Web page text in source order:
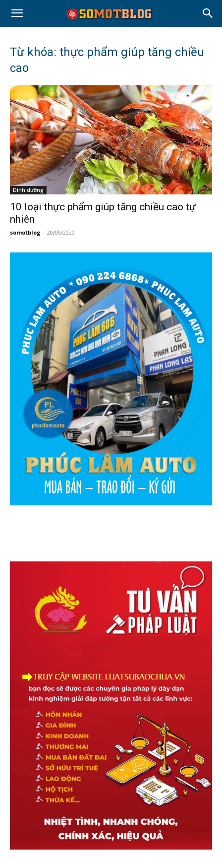
Từ khóa: thực phẩm giúp tăng chiều
cao
Dinh dưỡng
10 loại thực phẩm giúp tăng chiều cao tự
nhiên
somotblog - 20/09/2020